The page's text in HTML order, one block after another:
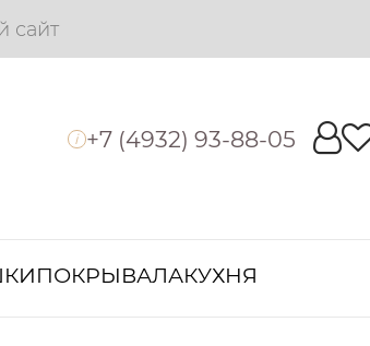
сайт
i +7 (4932) 93-88-05
ПОКРЫВАЛАКУХНЯ